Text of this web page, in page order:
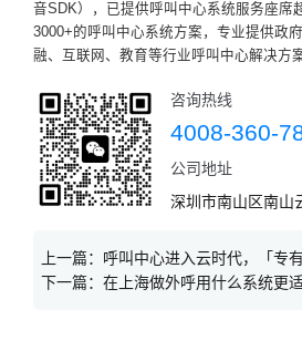
音SDK），已提供呼叫中心系统服务座席
3000+的呼叫中心系统方案，专业提供政
融、互联网、教育等行业呼叫中心解决方案
咨询热线
4008-360-
公司地址
深圳市南山区南山
上一篇： 呼叫中心进入云时代，「专
下一篇： 在上海做外呼用什么系统更